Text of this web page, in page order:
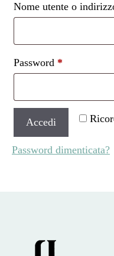
Nome utente o
Password *
Accedi
Password dimenticata?